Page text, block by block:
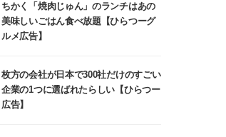
ちかく「焼肉じゅん」のランチはあの
美味しいごはん食べ放題【ひらつーグ
ルメ広告】
枚方の会社が日本で300社だけのすごい
企業の1つに選ばれたらしい【ひらつー
広告】